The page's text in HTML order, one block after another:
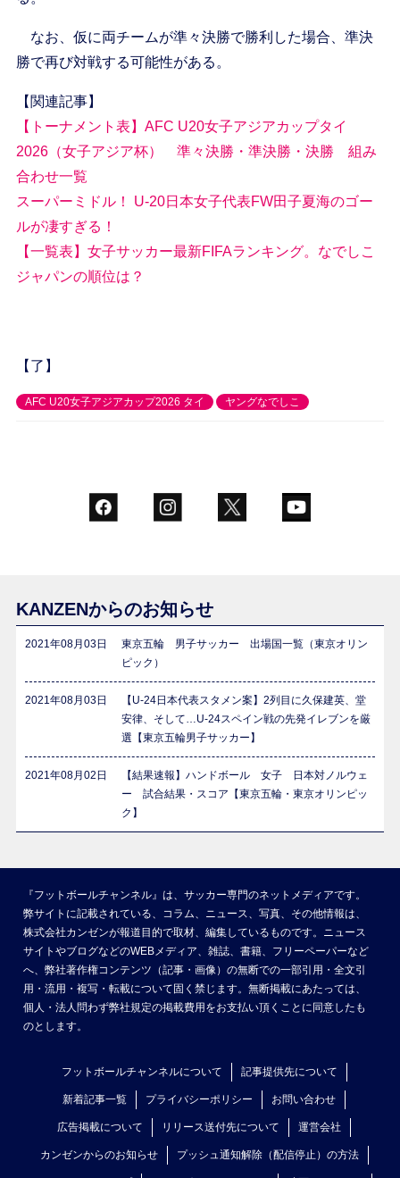
なお、仮に両チームが準々決勝で勝利した場合、準決
勝で再び対戦する可能性がある。
【関連記事】
【トーナメント表】AFC U20女子アジアカップタイ
2026（女子アジア杯） 準々決勝・準決勝・決勝 組み
合わせ一覧
スーパーミドル！ U-20日本女子代表FW田子夏海のゴー
ルが凄すぎる！
【一覧表】女子サッカー最新FIFAランキング。なでしこ
ジャパンの順位は？
【了】
AFC U20女子アジアカップ2026 タイ ヤングなでしこ
KANZENからのお知らせ
2021年08月03日
東京五輪 男子サッカー 出場国一覧（東京オリン
ピック）
2021年08月03日
【U-24日本代表スタメン案】2列目に久保建英、堂
安律、そして…U-24スペイン戦の先発イレブンを厳
選【東京五輪男子サッカー】
2021年08月02日
【結果速報】ハンドボール 女子 日本対ノルウェ
ー 試合結果・スコア【東京五輪・東京オリンピッ
ク】
『フットボールチャンネル』は、サッカー専門のネットメディアです。
弊サイトに記載されている、コラム、ニュース、写真、その他情報は、
株式会社カンゼンが報道目的で取材、編集しているものです。ニュース
サイトやブログなどのWEBメディア、雑誌、書籍、フリーペーパーなど
へ、弊社著作権コンテンツ（記事・画像）の無断での一部引用・全文引
用・流用・複写・転載について固く禁じます。無断掲載にあたっては、
個人・法人問わず弊社規定の掲載費用をお支払い頂くことに同意したも
のとします。
フットボールチャンネルについて 記事提供先について
新着記事一覧 プライバシーポリシー お問い合わせ
広告掲載について リリース送付先について 運営会社
カンゼンからのお知らせ プッシュ通知解除（配信停止）の方法